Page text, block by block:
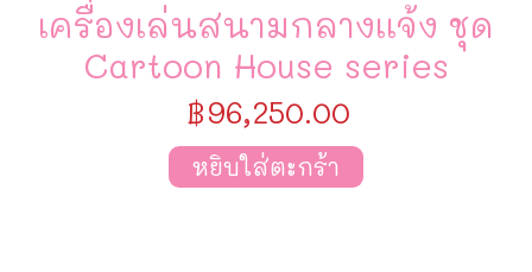
เครื่องเล่นสนามกลางเเจ้ง ชุด
Cartoon House series
฿96,250.00
หยิบใส่ตะกร้า